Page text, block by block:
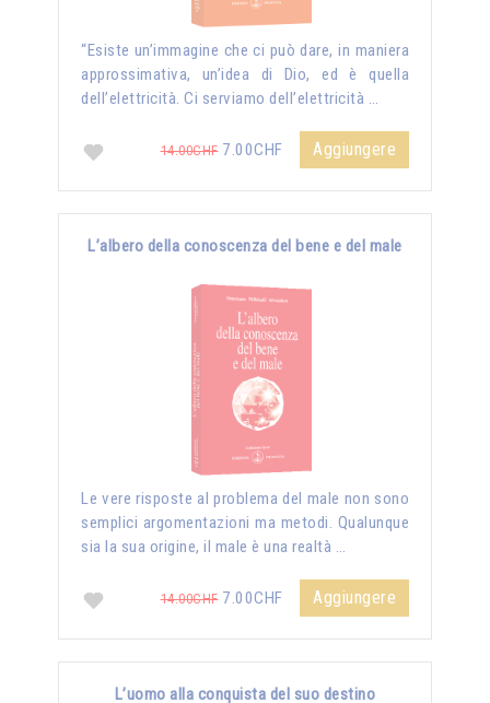
“Esiste un’immagine che ci può dare, in maniera
approssimativa, un’idea di Dio, ed è quella
dell’elettricità. Ci serviamo dell’elettricità …
14.00CHF7.00CHF Aggiungere
L’albero della conoscenza del bene e del male
Le vere risposte al problema del male non sono
semplici argomentazioni ma metodi. Qualunque
sia la sua origine, il male è una realtà …
14.00CHF7.00CHF Aggiungere
L’uomo alla conquista del suo destino